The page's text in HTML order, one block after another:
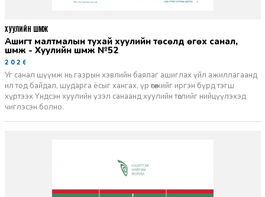
Ашигт малтмалын тухай хуулийн төсөлд өгөх санал,
шүүмж - Хуулийн шүүмж №52
2026-06-29
Уг санал шүүмж нь газрын хэвлийн баялаг ашиглах үйл ажиллагаанд
ил тод байдал, шударга ёсыг хангах, үр өгөөжийг иргэн бүрд тэгш
хүртээх Үндсэн хуулийн үзэл санаанд хуулийн төслийг нийцүүлэхэд
чиглэсэн болно.
ХУУЛИЙН ШҮҮМЖ